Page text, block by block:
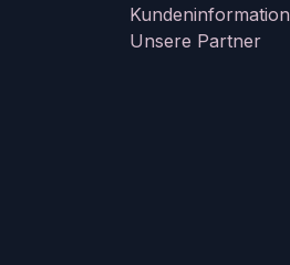
Kundeninformation
Unsere Partner